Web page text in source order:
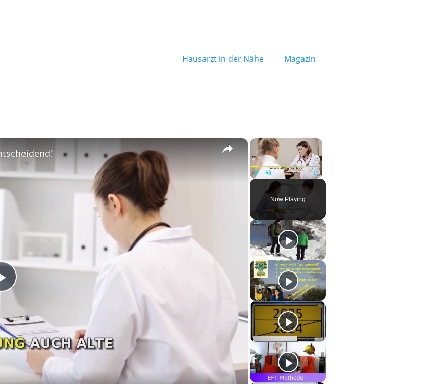
Hausarzt in der Nähe Magazin
×
Unmute Fullscreen
Now Playing
×
Play
Video